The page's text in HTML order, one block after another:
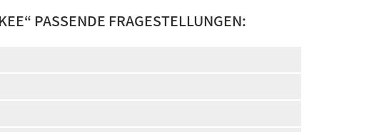
“ PASSENDE FRAGESTELLUNGEN: